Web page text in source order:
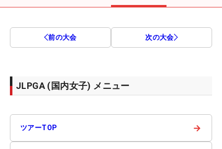
前の大会 次の大会
JLPGA (国内女子) メニュー
ツアーTOP →